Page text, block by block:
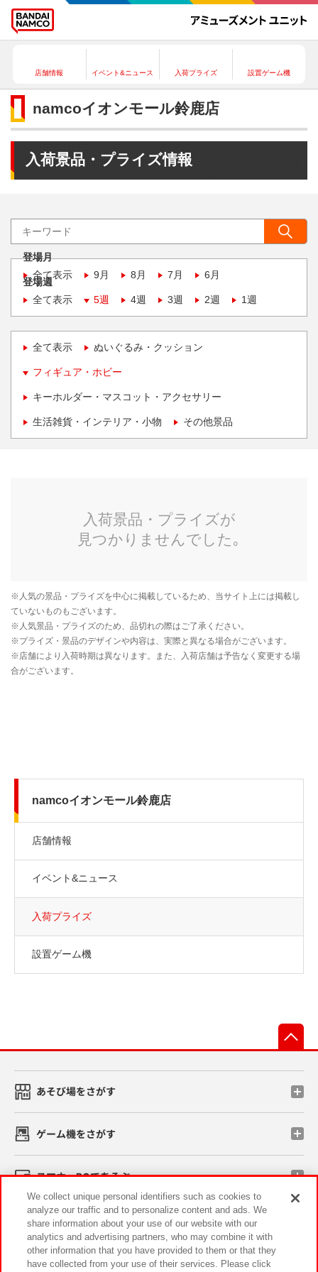
店舗情報 イベント&ニュース 入荷プライズ 設置ゲーム機
namcoイオンモール鈴鹿店
入荷景品・プライズ情報
登場月
全て表示
9月 8月 7月 6月
登場週
全て表示
5週 4週 3週 2週 1週
全て表示 ぬいぐるみ・クッション
フィギュア・ホビー
キーホルダー・マスコット・アクセサリー
生活雑貨・インテリア・小物 その他景品
namcoイオンモール鈴鹿店
店舗情報
イベント&ニュース
入荷プライズ
設置ゲーム機
あそび場をさがす
ゲーム機をさがす
スマホ・PCであそぶ
イベント・キャンペーン
We collect unique personal identifiers such as cookies to
analyze our traffic and to personalize content and ads. We
share information about your use of our website with our
analytics and advertising partners, who may combine it with
other information that you have provided to them or that they
have collected from your use of their services. Please click